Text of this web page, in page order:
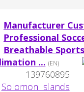
Manufacturer
Professional
Breathable
... (EN)
139760895
Solomon Islands